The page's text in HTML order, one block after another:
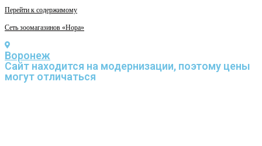
Перейти к содержимому
Сеть зоомагазинов «Нора»
Воронеж
Cайт находится на модернизации, поэтому цены
могут отличаться